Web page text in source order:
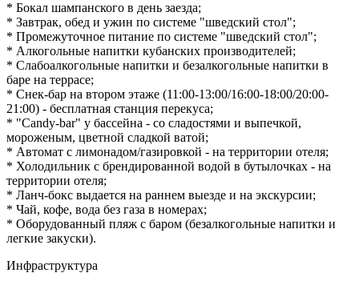
* Бокал шампанского в день заезда;
* Завтрак, обед и ужин по системе "шведский стол";
* Промежуточное питание по системе "шведский стол";
* Алкогольные напитки кубанских производителей;
* Слабоалкогольные напитки и безалкогольные напитки в
баре на террасе;
* Снек-бар на втором этаже (11:00-13:00/16:00-18:00/20:00-
21:00) - бесплатная станция перекуса;
* "Candy-bar" у бассейна - со сладостями и выпечкой,
мороженым, цветной сладкой ватой;
* Автомат с лимонадом/газировкой - на территории отеля;
* Холодильник с брендированной водой в бутылочках - на
территории отеля;
* Ланч-бокс выдается на раннем выезде и на экскурсии;
* Чай, кофе, вода без газа в номерах;
* Оборудованный пляж с баром (безалкогольные напитки и
легкие закуски).
Инфраструктура